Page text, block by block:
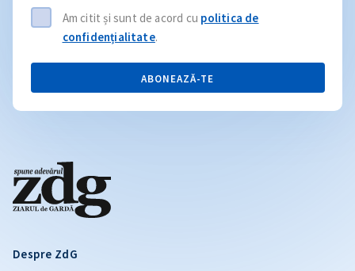
Despre ZdG
Am citit și sunt de acord cu politica de
confidențialitate.
ABONEAZĂ-TE